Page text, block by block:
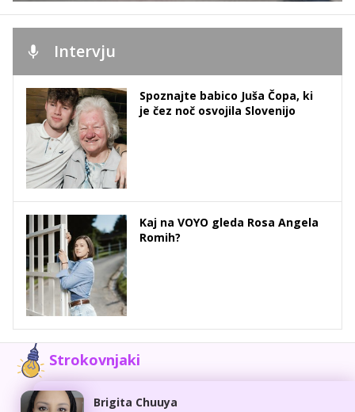
Intervju
Spoznajte babico Juša Čopa, ki
je čez noč osvojila Slovenijo
Kaj na VOYO gleda Rosa Angela
Romih?
Strokovnjaki
Brigita Chuuya